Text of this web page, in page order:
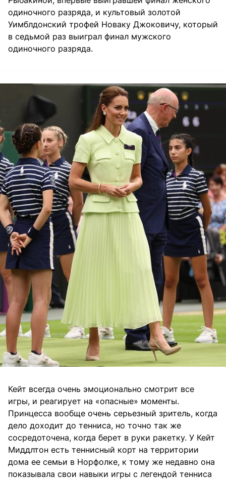
одиночного разряда, и культовый золотой
Уимблдонский трофей Новаку Джоковичу, который
в седьмой раз выиграл финал мужского
одиночного разряда.
Кейт всегда очень эмоционально смотрит все
игры, и реагирует на «опасные» моменты.
Принцесса вообще очень серьезный зритель, когда
дело доходит до тенниса, но точно так же
сосредоточена, когда берет в руки ракетку. У Кейт
Миддлтон есть теннисный корт на территории
дома ее семьи в Норфолке, к тому же недавно она
показывала свои навыки игры с легендой тенниса